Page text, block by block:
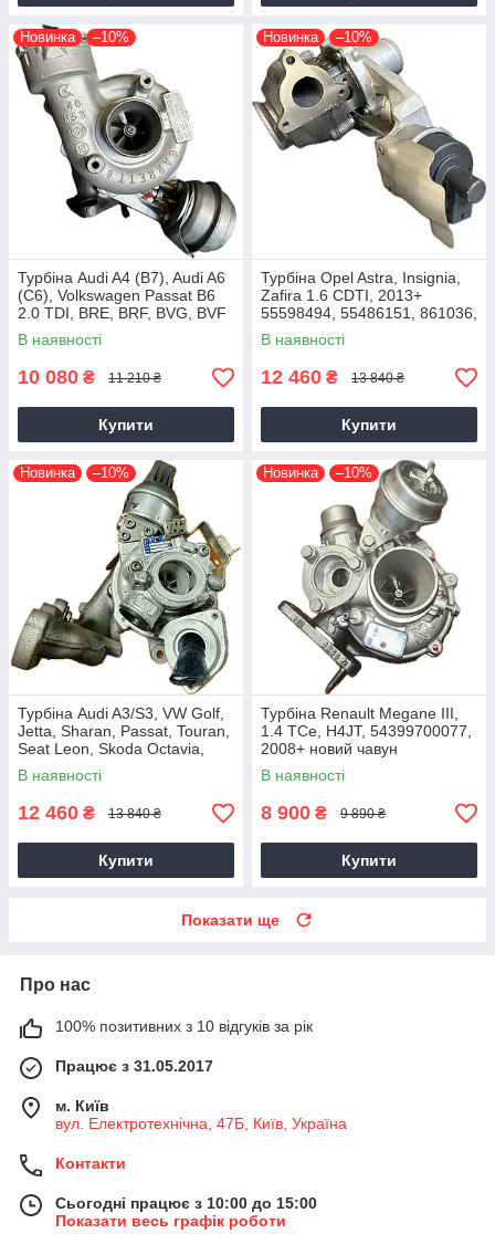
Новинка –10%
Турбіна Audi A4 (B7), Audi A6
(C6), Volkswagen Passat B6
2.0 TDI, BRE, BRF, BVG, BVF
2004+
В наявності
10 080 ₴ 11 210 ₴
Купити
Новинка –10%
Турбіна Opel Astra, Insignia,
Zafira 1.6 CDTI, 2013+
55598494, 55486151, 861036,
54389700021, 54389700003
В наявності
12 460 ₴ 13 840 ₴
Купити
Новинка –10%
Турбіна Audi A3/S3, VW Golf,
Jetta, Sharan, Passat, Touran,
Seat Leon, Skoda Octavia,
Superb 2.0 TDI, CKRA
В наявності
12 460 ₴ 13 840 ₴
Купити
Новинка –10%
Турбіна Renault Megane III,
1.4 TCe, H4JT, 54399700077,
2008+ новий чавун
В наявності
8 900 ₴ 9 890 ₴
Купити
Показати ще
Про нас
100% позитивних з 10 відгуків за рік
Працює з 31.05.2017
м. Київ
вул. Електротехнічна, 47Б, Київ, Україна
Контакти
Сьогодні працює з 10:00 до 15:00
Показати весь графік роботи